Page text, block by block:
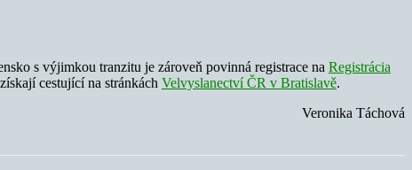
s výjimkou tranzitu je zároveň povinná registrace na Registrácia
cestující na stránkách Velvyslanectví ČR v Bratislavě.
Veronika Táchová